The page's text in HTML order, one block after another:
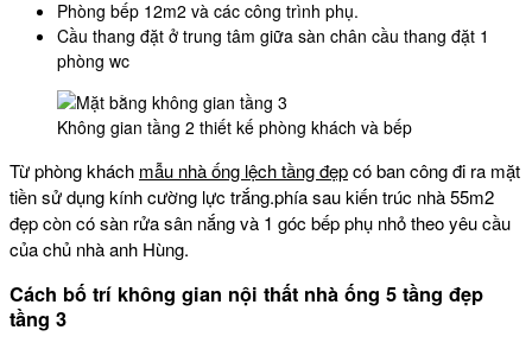
Phòng bếp 12m2 và các công trình phụ.
Cầu thang đặt ở trung tâm giữa sàn chân cầu thang đặt 1
phòng wc
Không gian tầng 2 thiết kế phòng khách và bếp
Từ phòng khách mẫu nhà ống lệch tầng đẹpcó ban công đi ra mặt
tiền sử dụng kính cường lực trắng.phía sau kiến trúc nhà 55m2
đẹp còn có sàn rửa sân nắng và 1 góc bếp phụ nhỏ theo yêu cầu
của chủ nhà anh Hùng.
Cách bố trí không gian nội thất nhà ống 5 tầng đẹp
tầng 3